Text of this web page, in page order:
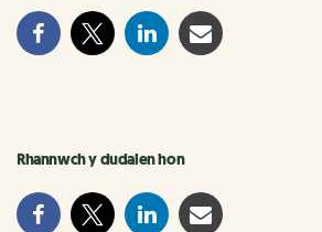
Rhannwch y dudalen hon